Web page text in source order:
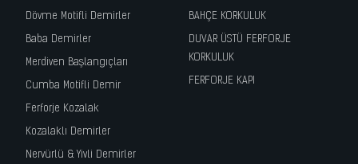
Dövme Motifli Demirler
Baba Demirler
Merdiven Başlangıçları
Cumba Motifli Demir
Ferforje Kozalak
Kozalaklı Demirler
Nervürlü & Yivli Demirler
BAHÇE KORKULUK
DUVAR ÜSTÜ FERFORJE
KORKULUK
FERFORJE KAPI